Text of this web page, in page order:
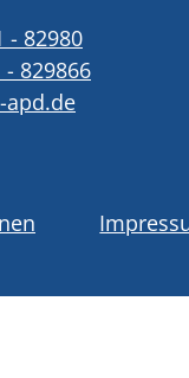
- 82980
- 829866
apd.de